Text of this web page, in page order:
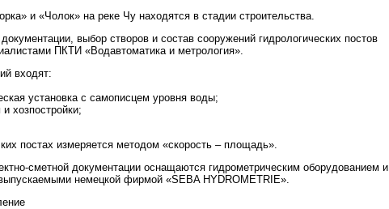
и «Чолок» на реке Чу находятся в стадии строительства.
выбор створов и состав сооружений гидрологических постов
ПКТИ «Водавтоматика и метрология».
входят:
установка с самописцем уровня воды;
хозпостройки;
постах измеряется методом «скорость – площадь».
сметной документации оснащаются гидрометрическим оборудованием и
немецкой фирмой «SEBA HYDROMETRIE».